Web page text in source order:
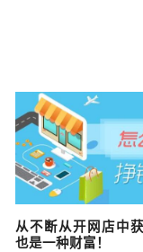
从不断从开网店中
也是一种财富！